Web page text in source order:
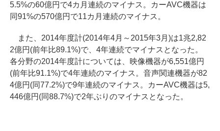
5.5%の60億円で4カ月連続のマイナス。カーAVC機器は
同91%の570億円で11カ月連続のマイナス。
また、2014年度計(2014年4月～2015年3月)は1兆2,82
2億円(前年比89.1%)で、4年連続でマイナスとなった。
各分野の2014年度計については、映像機器が6,551億円
(前年比91.1%)で4年連続のマイナス。音声関連機器が82
4億円(同77.2%)で9年連続のマイナス。カーAVC機器は5,
446億円(同88.7%)で2年ぶりのマイナスとなった。